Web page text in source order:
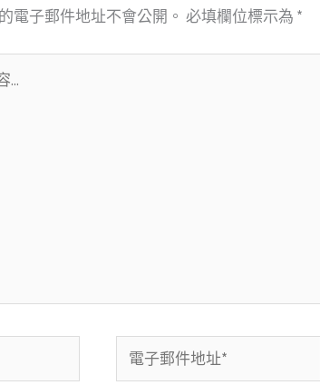
電子郵件地址不會公開。 必填欄位標示為 *
電
子